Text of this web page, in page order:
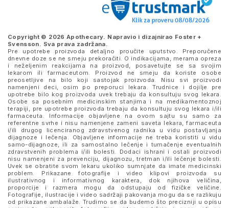
Copyright © 2026 Apothecary. Napravio i dizajnirao Foster +
Svensson. Sva prava zadržana.
Pre upotrebe proizvoda detaljno proučite uputstvo. Preporučene
dnevne doze se ne smeju prekoračiti. O indikacijama, merama opreza
i neželjenim reakcijama na proizvod, posavetujte se sa svojim
lekarom ili farmaceutom. Proizvod ne smeju da koriste osobe
preosetljive na bilo koji sastojak proizvoda. Nisu svi proizvodi
namenjeni deci, osim po preporuci lekara. Trudnice i dojilje pre
upotrebe bilo kog proizvoda uvek trebaju da konsultuju svog lekara.
Osobe sa posebnim medicinskim stanjima i na medikamentoznoj
terapiji, pre upotrebe proizvoda trebaju da konsultuju svog lekara i/ili
farmaceuta. Informacije objavljene na ovom sajtu su samo za
referentne svrhe i nisu namenjene zameni saveta lekara, farmaceuta
i/ili drugog licenciranog zdravstvenog radnika u vidu postavljanja
dijagnoze i lečenja. Objavljene informacije ne treba koristiti u vidu
samo-dijagnoze, ili za samostalno lečenje i tumačenje eventualnih
zdravstvenih problema i/ili bolesti. Dodaci ishrani i ostali proizvodi
nisu namenjeni za prevenciju, dijagnozu, tretman i/ili lečenje bolesti.
Uvek se obratite svom lekaru ukoliko sumnjate da imate medicinski
problem. Prikazane fotografije i video klipovi proizvoda su
ilustrativnog i informativnog karaktera, dok njihova veličina,
proporcije i razmera mogu da odstupaju od fizičke veličine.
Fotografije, ilustracije i video sadržaji pakovanja mogu da se razlikuju
od prikazane ambalaže. Trudimo se da budemo što precizniji u opisu